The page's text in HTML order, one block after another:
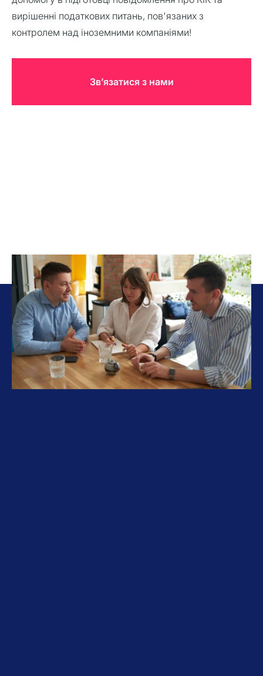
вирішенні податкових питань, пов'язаних з
контролем над іноземними компаніями!
Звʼязатися з нами